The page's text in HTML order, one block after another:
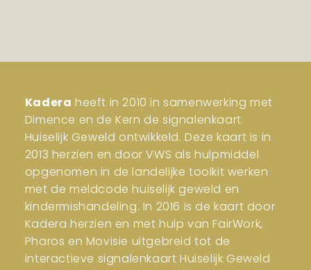
Kadera heeft in 2010 in samenwerking met
Dimence en de Kern de signalenkaart
Huiselijk Geweld ontwikkeld. Deze kaart is in
2013 herzien en door VWS als hulpmiddel
opgenomen in de landelijke toolkit werken
met de meldcode huiselijk geweld en
kindermishandeling. In 2016 is de kaart door
Kadera herzien en met hulp van FairWork,
Pharos en Movisie uitgebreid tot de
interactieve signalenkaart Huiselijk Geweld